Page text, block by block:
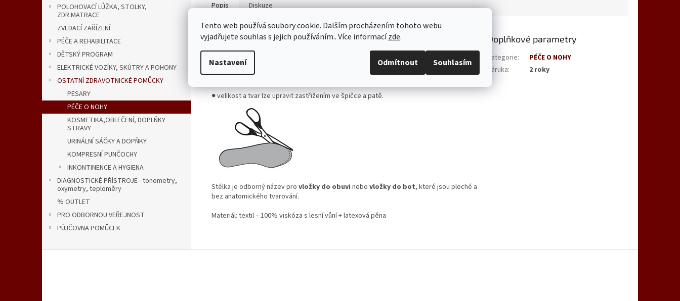
Tento web používá soubory cookie. Dalším procházením tohoto webu
vyjadřujete souhlas s jejich používáním.. Více informacízde.
Nastavení Odmítnout Souhlasím
POLOHOVACÍ LŮŽKA, STOLKY,
ZDR.MATRACE
ZVEDACÍ ZAŘÍZENÍ
PÉČE A REHABILITACE
DĚTSKÝ PROGRAM
ELEKTRICKÉ VOZÍKY, SKÚTRY A POHONY
OSTATNÍ ZDRAVOTNICKÉ POMŮCKY
PESARY
PÉČE O NOHY
KOSMETIKA,OBLEČENÍ, DOPLŇKY
STRAVY
URINÁLNÍ SÁČKY A DOPŇKY
KOMPRESNÍ PUNČOCHY
INKONTINENCE A HYGIENA
DIAGNOSTICKÉ PŘÍSTROJE - tonometry,
oxymetry, teploměry
% OUTLET
PRO ODBORNOU VEŘEJNOST
PŮJČOVNA POMŮCEK
Popis Diskuze
Detailní popis produktu
Horní vrstva stélek je vyrobena z parfémovaného absorpčního materiálu
, který
zajišťuje příjemný a svěží pocit. Druhá vrstva z latexové pěny s vysokou hustotou
umožňuje nohám dýchat a absorbuje nárazy. Spodní vrstva s protiskluznou úpravou.
● velikost a tvar lze upravit zastřižením ve špičce a patě.
Stélka je odborný název pro vložky do obuvi nebo vložky do bot, které jsou ploché a
bez anatomického tvarování.
Materiál: textil ‒ 100% viskóza s lesní vůní + latexová pěna
Doplňkové parametry
Kategorie:
PÉČE O NOHY
Záruka: 2 roky